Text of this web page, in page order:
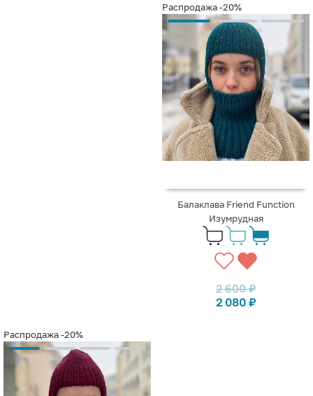
Распродажа-20%
Балаклава Friend Function
Изумрудная
2 600₽
2 080 ₽
Распродажа-20%